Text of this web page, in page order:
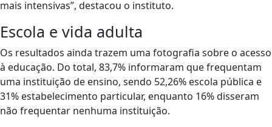
mais intensivas”, destacou o instituto.
Escola e vida adulta
Os resultados ainda trazem uma fotografia sobre o acesso
à educação. Do total, 83,7% informaram que frequentam
uma instituição de ensino, sendo 52,26% escola pública e
31% estabelecimento particular, enquanto 16% disseram
não frequentar nenhuma instituição.